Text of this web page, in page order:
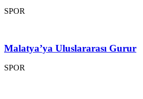
SPOR
Malatya’ya Uluslararası Gurur
SPOR